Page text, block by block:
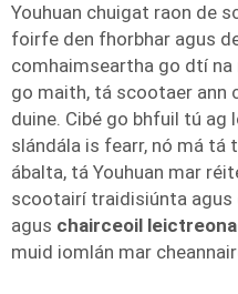
Youhuan chuigat raon de
foirfe den fhorbhar agus
comhaimseartha go dtí
go maith, tá scootaer ann
duine. Cibé go bhfuil tú
slándála is fearr, nó má tá
ábalta, tá Youhuan mar
scootairí traidisiúnta
agus chairceoil
muid iomlán mar